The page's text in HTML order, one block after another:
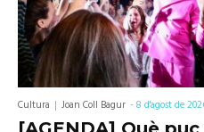
Cultura Joan Coll Bagur -8 d'agost de